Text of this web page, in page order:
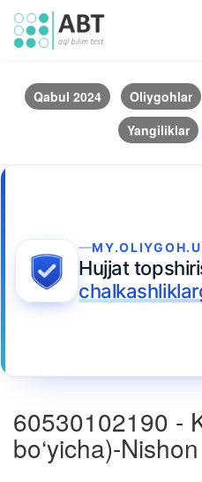
Qabul 2024 Oliygohlar
Yangiliklar
Hujjat
60530102190 -
bo‘yicha)-